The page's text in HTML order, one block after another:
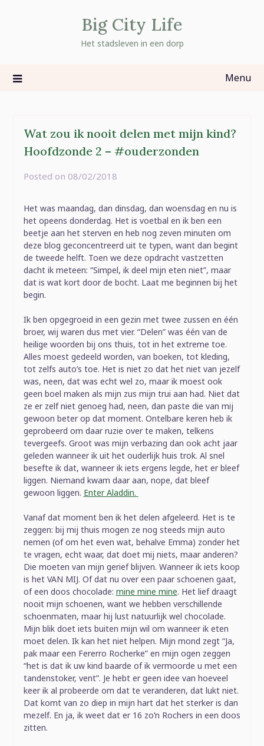
Big City Life
Het stadsleven in een dorp
Menu
Wat zou ik nooit delen met mijn kind?
Hoofdzonde 2 – #ouderzonden
Posted on 08/02/2018
Het was maandag, dan dinsdag, dan woensdag en nu is
het opeens donderdag. Het is voetbal en ik ben een
beetje aan het sterven en heb nog zeven minuten om
deze blog geconcentreerd uit te typen, want dan begint
de tweede helft. Toen we deze opdracht vastzetten
dacht ik meteen: “Simpel, ik deel mijn eten niet”, maar
dat is wat kort door de bocht. Laat me beginnen bij het
begin.
Ik ben opgegroeid in een gezin met twee zussen en één
broer, wij waren dus met vier. “Delen” was één van de
heilige woorden bij ons thuis, tot in het extreme toe.
Alles moest gedeeld worden, van boeken, tot kleding,
tot zelfs auto’s toe. Het is niet zo dat het niet van jezelf
was, neen, dat was echt wel zo, maar ik moest ook
geen boel maken als mijn zus mijn trui aan had. Niet dat
ze er zelf niet genoeg had, neen, dan paste die van mij
gewoon beter op dat moment. Ontelbare keren heb ik
geprobeerd om daar ruzie over te maken, telkens
tevergeefs. Groot was mijn verbazing dan ook acht jaar
geleden wanneer ik uit het ouderlijk huis trok. Al snel
besefte ik dat, wanneer ik iets ergens legde, het er bleef
liggen. Niemand kwam daar aan, nope, dat bleef
gewoon liggen. Enter Aladdin.
Vanaf dat moment ben ik het delen afgeleerd. Het is te
zeggen: bij mij thuis mogen ze nog steeds mijn auto
nemen (of om het even wat, behalve Emma) zonder het
te vragen, echt waar, dat doet mij niets, maar anderen?
Die moeten van mijn gerief blijven. Wanneer ik iets koop
is het VAN MIJ. Of dat nu over een paar schoenen gaat,
of een doos chocolade: mine mine mine. Het lief draagt
nooit mijn schoenen, want we hebben verschillende
schoenmaten, maar hij lust natuurlijk wel chocolade.
Mijn blik doet iets buiten mijn wil om wanneer ik eten
moet delen. Ik kan het niet helpen. Mijn mond zegt “Ja,
pak maar een Fererro Rocherke” en mijn ogen zeggen
“het is dat ik uw kind baarde of ik vermoorde u met een
tandenstoker, vent”. Je hebt er geen idee van hoeveel
keer ik al probeerde om dat te veranderen, dat lukt niet.
Dat komt van zo diep in mijn hart dat het sterker is dan
mezelf. En ja, ik weet dat er 16 zo’n Rochers in een doos
zitten.